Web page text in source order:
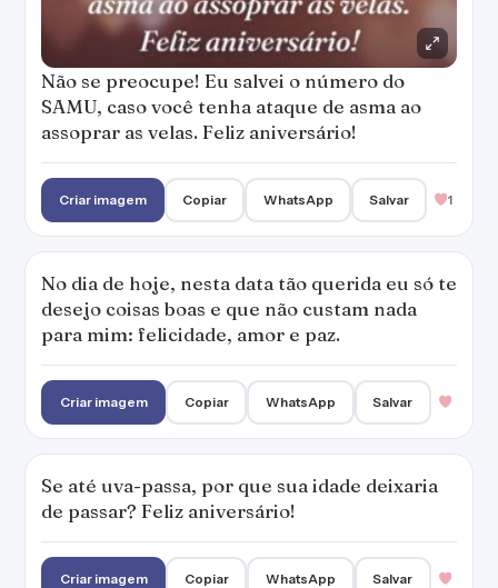
Não se preocupe! Eu salvei o número do
SAMU, caso você tenha ataque de asma ao
assoprar as velas. Feliz aniversário!
Criar imagem Copiar WhatsApp Salvar 1
No dia de hoje, nesta data tão querida eu só te
desejo coisas boas e que não custam nada
para mim: felicidade, amor e paz.
Criar imagem Copiar WhatsApp Salvar
Se até uva-passa, por que sua idade deixaria
de passar? Feliz aniversário!
Criar imagem Copiar WhatsApp Salvar